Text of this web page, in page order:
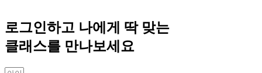
로그인하고 나에게 딱 맞는
클래스를 만나보세요